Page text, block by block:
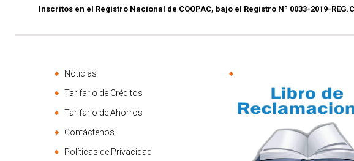
Inscritos en el Registro Nacional de COOPAC, bajo el Registro Nº 0033-2019-
Noticias
Tarifario de Créditos
Tarifario de Ahorros
Contáctenos
Políticas de Privacidad